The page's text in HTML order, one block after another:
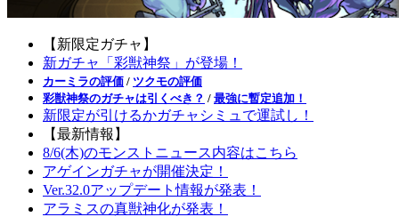
【新限定ガチャ】
新ガチャ「彩獣神祭」が登場！
カーミラの評価 / ツクモの評価
彩獣神祭のガチャは引くべき？ / 最強に暫定追加！
新限定が引けるかガチャシミュで運試し！
【最新情報】
8/6(木)のモンストニュース内容はこちら
アゲインガチャが開催決定！
Ver.32.0アップデート情報が発表！
アラミスの真獣神化が発表！